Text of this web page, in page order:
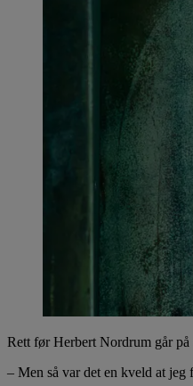
Rett før Herbert Nordrum går på
– Men så var det en kveld at